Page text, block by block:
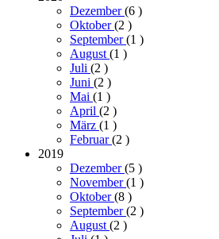
Dezember(6 )
Oktober(2 )
September(1 )
August (1 )
Juli (2 )
Juni (2 )
Mai (1 )
April (2 )
März (1 )
Februar(2 )
2019
Dezember(5 )
November(1 )
Oktober(8 )
September(2 )
August (2 )